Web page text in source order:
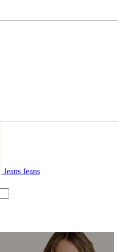
Jeans Jeans